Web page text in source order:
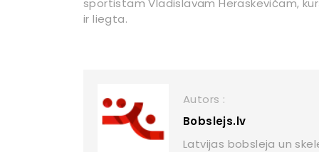
sportistam Vladislavam Heraskevičam,
ir liegta.
Autors :
Bobslejs.lv
Latvijas bobsleja un